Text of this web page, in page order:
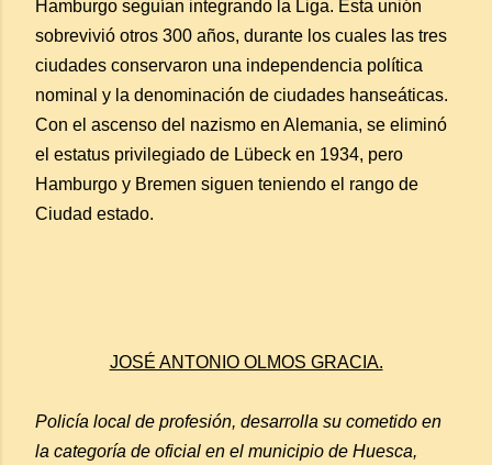
Hamburgo seguían integrando la Liga. Esta unión
sobrevivió otros 300 años, durante los cuales las tres
ciudades conservaron una independencia política
nominal y la denominación de ciudades hanseáticas.
Con el ascenso del nazismo en Alemania, se eliminó
el estatus privilegiado de Lübeck en 1934, pero
Hamburgo y Bremen siguen teniendo el rango de
Ciudad estado.
JOSÉ ANTONIO OLMOS GRACIA.
Policía local de profesión, desarrolla su cometido en
la categoría de oficial en el municipio de Huesca,